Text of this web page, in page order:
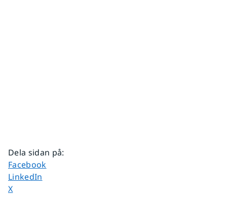
Dela sidan på:
Dela sidan på
Facebook
Dela sidan på
LinkedIn
Dela sidan på
X